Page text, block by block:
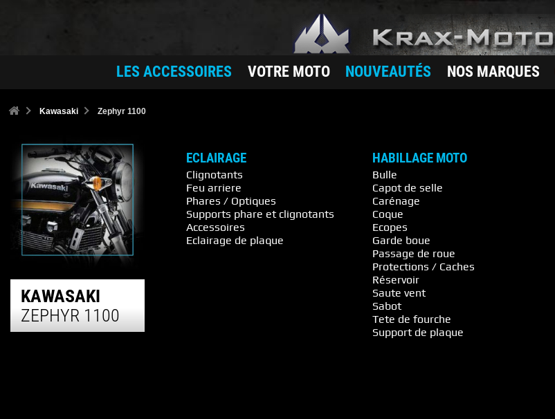
LES ACCESSOIRES VOTRE MOTO NOUVEAUTÉS NOS MARQUES
Kawasaki Zephyr 1100
KAWASAKI
ZEPHYR 1100
ECLAIRAGE
Clignotants
Feu arriere
Phares / Optiques
Supports phare et clignotants
Accessoires
Eclairage de plaque
HABILLAGE MOTO
Bulle
Capot de selle
Carénage
Coque
Ecopes
Garde boue
Passage de roue
Protections / Caches
Réservoir
Saute vent
Sabot
Tete de fourche
Support de plaque